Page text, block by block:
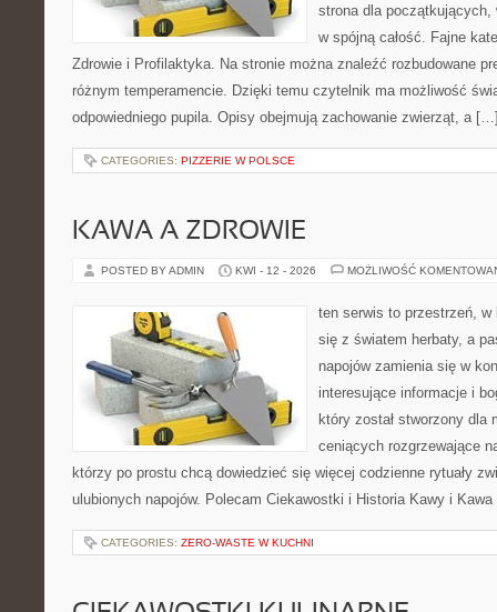
strona dla początkujących,
w spójną całość. Fajne
Zdrowie i Profilaktyka. Na stronie można znaleźć rozbudowane
różnym temperamencie. Dzięki temu czytelnik ma możliwość
odpowiedniego pupila. Opisy obejmują zachowanie zwierząt, a
CATEGORIES: PIZZERIE W POLSCE
KAWA A ZDROWIE
POSTED BY ADMIN KWI - 12 - 2026 MOŻLIWOŚĆ
ten serwis to przestrzeń,
się z światem herbaty, a
napojów zamienia się w
interesujące informacje i
który został stworzony dla
ceniących rozgrzewające
którzy po prostu chcą dowiedzieć się więcej codzienne rytuały
ulubionych napojów. Polecam Ciekawostki i Historia Kawy i
CATEGORIES: ZERO-WASTE W KUCHNI